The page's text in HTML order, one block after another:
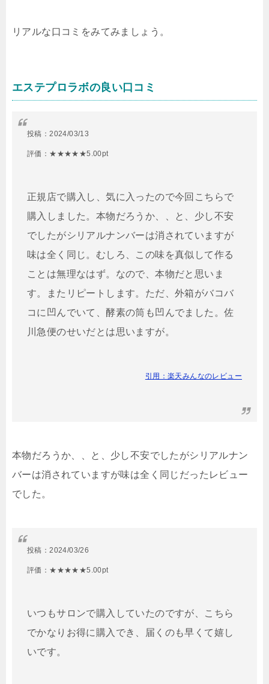
リアルな口コミをみてみましょう。
エステプロラボの良い口コミ
投稿： 2024/03/13
評価：★★★★★5.00pt
正規店で購入し、気に入ったので今回こちらで
購入しました。本物だろうか、、と、少し不安
でしたがシリアルナンバーは消されていますが
味は全く同じ。むしろ、この味を真似して作る
ことは無理なはず。なので、本物だと思いま
す。またリピートします。ただ、外箱がバコバ
コに凹んでいて、酵素の筒も凹んでました。佐
川急便のせいだとは思いますが。
引用：楽天みんなのレビュー
本物だろうか、、と、少し不安でしたがシリアルナン
バーは消されていますが味は全く同じだったレビュー
でした。
投稿： 2024/03/26
評価：★★★★★5.00pt
いつもサロンで購入していたのですが、こちら
でかなりお得に購入でき、届くのも早くて嬉し
いです。